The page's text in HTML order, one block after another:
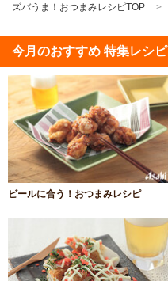
ズバうま！おつまみレシピTOP
今月のおすすめ 特集レシピ
ビールに合う！おつまみレシピ